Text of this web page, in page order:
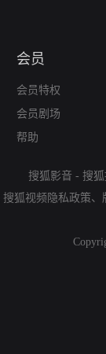
会员
会员特权
会员剧场
帮助
搜狐影音 - 搜
搜狐视频隐私政策、